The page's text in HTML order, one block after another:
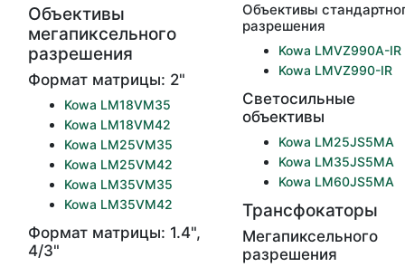
Объективы
мегапиксельного
разрешения
Формат матрицы: 2"
Kowa LM18VM35
Kowa LM18VM42
Kowa LM25VM35
Kowa LM25VM42
Kowa LM35VM35
Kowa LM35VM42
Формат матрицы: 1.4",
4/3"
Объективы
разрешения
Kowa LMVZ990A-IR
Kowa LMVZ990-IR
Светосильные
объективы
Kowa LM25JS5MA
Kowa LM35JS5MA
Kowa LM60JS5MA
Трансфокаторы
Мегапиксельного
разрешения